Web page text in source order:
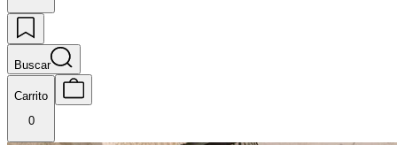
Buscar
Carrito
0